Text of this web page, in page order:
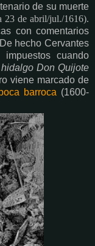
de su muerte
23 de abril/jul./1616).
con comentarios
hecho Cervantes
cuando
Don Quijote
viene marcado de
barroca (1600-